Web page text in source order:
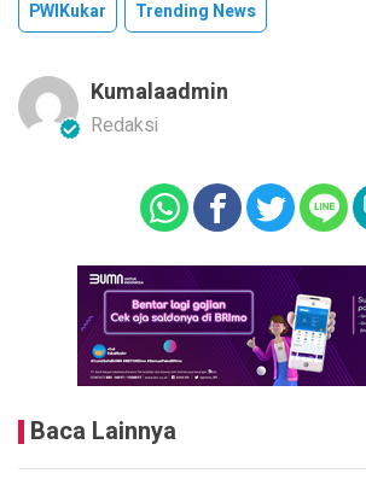
PWIKukar Trending News
Kumalaadmin
Redaksi
Baca Lainnya